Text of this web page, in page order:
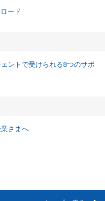
ード
ントで受けられる8つのサポ
さまへ